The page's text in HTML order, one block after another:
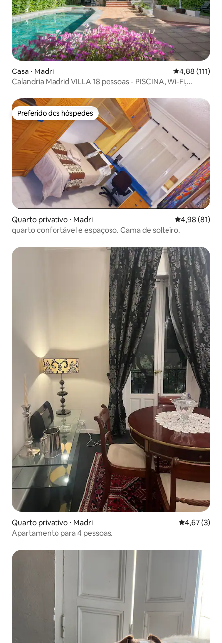
Casa ⋅ Madri 4,88 de uma
4,88 (111)
Calandria Madrid VILLA 18 pessoas - PISCINA, Wi-Fi,
Preferido dos hóspedes
Preferido dos hóspedes
Quarto privativo ⋅ Madri 4,98 de uma
4,98 (81)
quarto confortável e espaçoso. Cama de solteiro.
Quarto privativo ⋅ Madri 4,67 de
4,67 (3)
Apartamento para 4 pessoas.